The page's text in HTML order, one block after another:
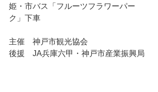
姫・市バス「フルーツフラワーパー
ク」下車
主催　神戸市観光協会
後援　JA兵庫六甲・神戸市産業振興局